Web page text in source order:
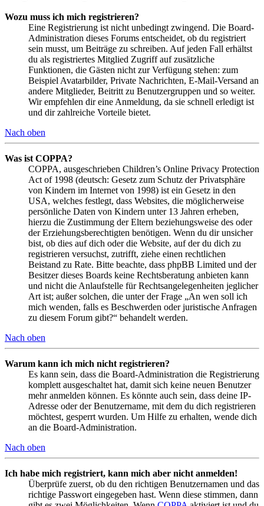
Wozu muss ich mich registrieren?
Eine Registrierung ist nicht unbedingt zwingend. Die Board-
Administration dieses Forums entscheidet, ob du registriert
sein musst, um Beiträge zu schreiben. Auf jeden Fall erhältst
du als registriertes Mitglied Zugriff auf zusätzliche
Funktionen, die Gästen nicht zur Verfügung stehen: zum
Beispiel Avatarbilder, Private Nachrichten, E-Mail-Versand an
andere Mitglieder, Beitritt zu Benutzergruppen und so weiter.
Wir empfehlen dir eine Anmeldung, da sie schnell erledigt ist
und dir zahlreiche Vorteile bietet.
Nach oben
Was ist COPPA?
COPPA, ausgeschrieben Children’s Online Privacy Protection
Act of 1998 (deutsch: Gesetz zum Schutz der Privatsphäre
von Kindern im Internet von 1998) ist ein Gesetz in den
USA, welches festlegt, dass Websites, die möglicherweise
persönliche Daten von Kindern unter 13 Jahren erheben,
hierzu die Zustimmung der Eltern beziehungsweise des oder
der Erziehungsberechtigten benötigen. Wenn du dir unsicher
bist, ob dies auf dich oder die Website, auf der du dich zu
registrieren versuchst, zutrifft, ziehe einen rechtlichen
Beistand zu Rate. Bitte beachte, dass phpBB Limited und der
Besitzer dieses Boards keine Rechtsberatung anbieten kann
und nicht die Anlaufstelle für Rechtsangelegenheiten jeglicher
Art ist; außer solchen, die unter der Frage „An wen soll ich
mich wenden, falls es Beschwerden oder juristische Anfragen
zu diesem Forum gibt?“ behandelt werden.
Nach oben
Warum kann ich mich nicht registrieren?
Es kann sein, dass die Board-Administration die Registrierung
komplett ausgeschaltet hat, damit sich keine neuen Benutzer
mehr anmelden können. Es könnte auch sein, dass deine IP-
Adresse oder der Benutzername, mit dem du dich registrieren
möchtest, gesperrt wurden. Um Hilfe zu erhalten, wende dich
an die Board-Administration.
Nach oben
Ich habe mich registriert, kann mich aber nicht anmelden!
Überprüfe zuerst, ob du den richtigen Benutzernamen und das
richtige Passwort eingegeben hast. Wenn diese stimmen, dann